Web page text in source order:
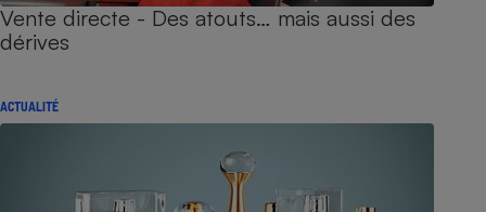
Vente directe - Des atouts… mais aussi des
dérives
ACTUALITÉ